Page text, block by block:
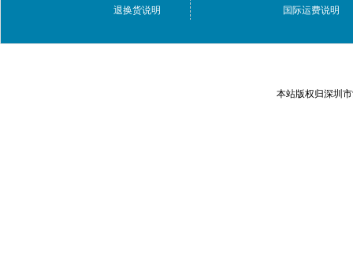
退换货说明
国际运费说明
本站版权归深圳